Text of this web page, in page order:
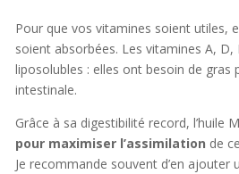
Pour que vos vitamines soient utiles,
soient absorbées. Les vitamines A, D,
liposolubles : elles ont besoin de gras
intestinale.
Grâce à sa digestibilité record, l’huile
pour maximiser l’assimilation de
Je recommande souvent d’en ajouter